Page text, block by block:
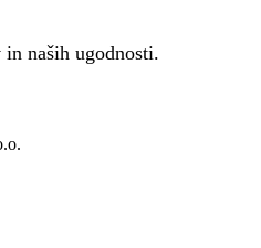
naših ugodnosti.